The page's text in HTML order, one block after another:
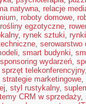
natywna, relacje
, roboty domowe,
rośliny egzotyczne,
, rynek sztuki,
, serowarstwo
, smart budynki,
sponsoring wydarzeń,
sprzęt telekonferencyjny
strategie marketingowe,
, styl rustykalny,
CRM w sprzedaży,